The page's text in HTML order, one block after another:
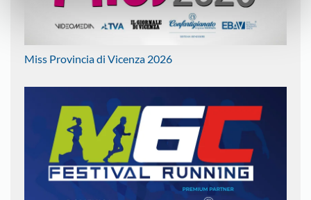
Miss Provincia di Vicenza 2026